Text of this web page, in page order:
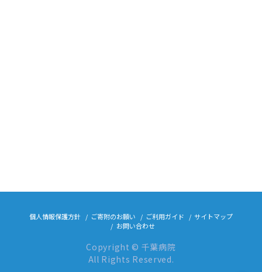
個人情報保護方針 ご寄附のお願い ご利用ガイド
サイトマップ
お問い合わせ
Copyright © 千葉病院
All Rights Reserved.